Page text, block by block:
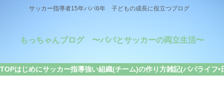
サッカー指導者15年パパ6年 子どもの成長に役立つブログ
もっちゃんブログ 〜パパとサッカーの両立生活〜
TOPはじめにサッカー指導強い組織(チーム)の作り方雑記(パパライフ•